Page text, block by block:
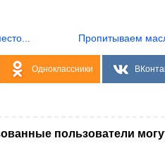
Пропитываем
Одноклассники
пользователи